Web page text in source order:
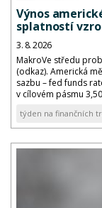
Výnos
splatností
3. 8. 2026
MakroVe středu
(odkaz). Americká
sazbu – fed funds
v cílovém pásmu
týden na finančních